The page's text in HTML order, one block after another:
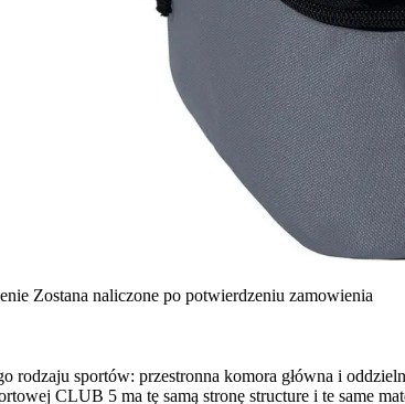
Zostana naliczone po potwierdzeniu zamowienia
rodzaju sportów: przestronna komora główna i
CLUB 5 ma tę samą stronę structure i te same